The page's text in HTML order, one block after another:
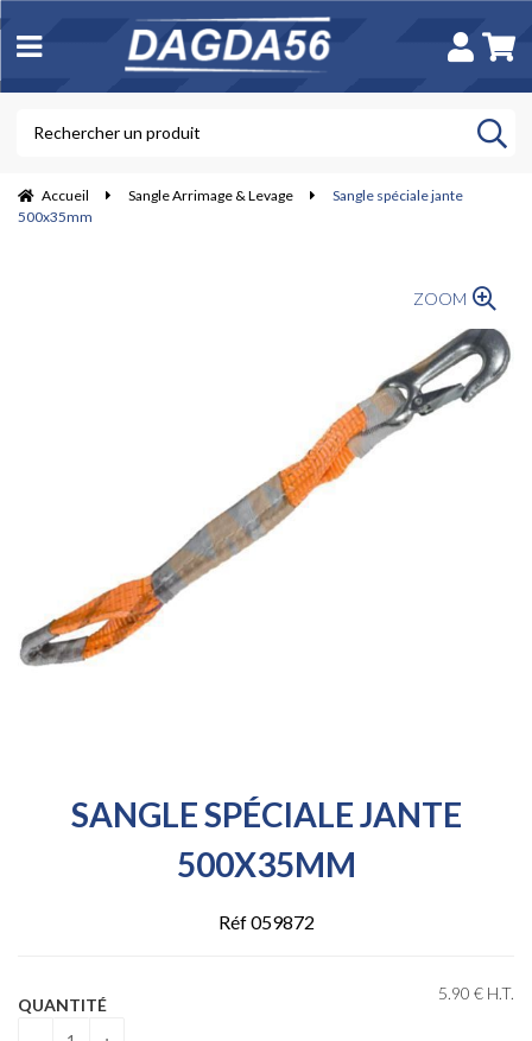
Accueil Sangle Arrimage & Levage
Sangle spéciale jante
500x35mm
ZOOM
SANGLE SPÉCIALE JANTE
500X35MM
Réf 059872
5.90 € H.T.
QUANTITÉ